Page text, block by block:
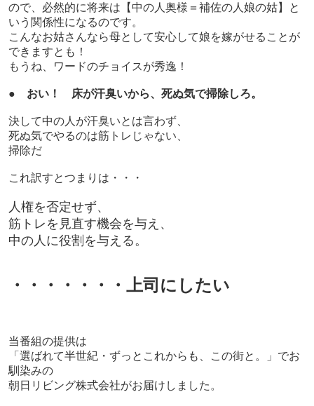
ので、必然的に将来は【中の人奥様＝補佐の人娘の姑】と
いう関係性になるのです。
こんなお姑さんなら母として安心して娘を嫁がせることが
できますとも！
もうね、ワードのチョイスが秀逸！
● おい！ 床が汗臭いから、死ぬ気で掃除しろ。
決して中の人が汗臭いとは言わず、
死ぬ気でやるのは筋トレじゃない、
掃除だ
これ訳すとつまりは・・・
人権を否定せず、
筋トレを見直す機会を与え、
中の人に役割を与える。
・・・・・・・上司にしたい
当番組の提供は
「選ばれて半世紀・ずっとこれからも、この街と。」でお
馴染みの
朝日リビング株式会社がお届けしました。